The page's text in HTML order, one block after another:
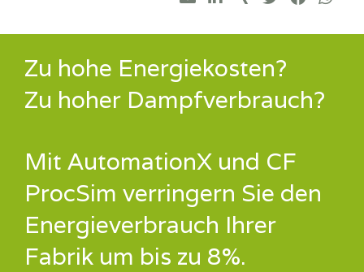
Zu hohe Energiekosten?
Zu hoher Dampfverbrauch?
Mit AutomationX und CF
ProcSim verringern Sie den
Energieverbrauch Ihrer
Fabrik um bis zu 8%.